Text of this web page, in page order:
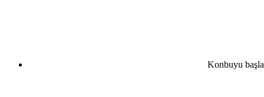
Konbuyu